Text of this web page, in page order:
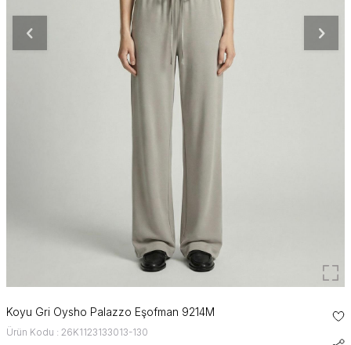
Koyu Gri Oysho Palazzo Eşofman 9214M
Ürün Kodu : 26K1123133013-130